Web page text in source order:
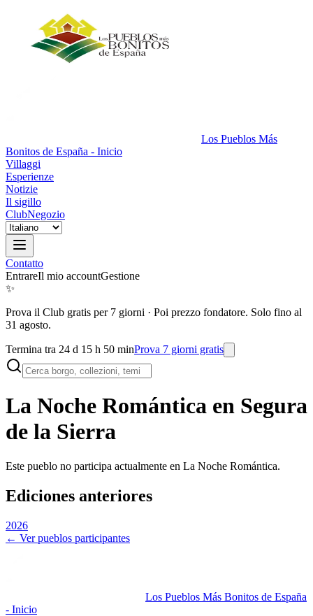
Los Pueblos Más
Bonitos de España - Inicio
Villaggi
Esperienze
Notizie
Il sigillo
ClubNegozio
Contatto
EntrareIl mio accountGestione
✨
Prova il Club gratis per 7 giorni · Poi prezzo fondatore. Solo fino al
31 agosto.
Termina tra 24 d 15 h 50 minProva 7 giorni gratis
La Noche Romántica en Segura
de la Sierra
Este pueblo no participa actualmente en La Noche Romántica.
Ediciones anteriores
2026
← Ver pueblos participantes
Los Pueblos Más Bonitos de España
- Inicio